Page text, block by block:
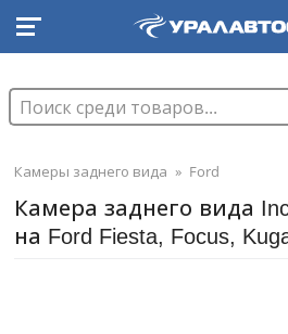
Камеры заднего вида » Ford
Камера заднего вида
на Ford Fiesta, Focus,